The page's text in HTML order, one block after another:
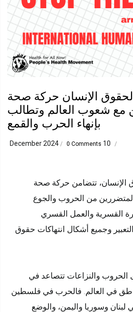
لحقوق الإنسان حركة صحة
مع شعوب العالم وتطالب
بإنهاء الحرب والقمع
/
10 December 2024
/ 0 Comments
الإنسان، تتضامن حركة صحة
من الحروب والجوع
القسرية والعمل القسري
وجميع أشكال انتهاكات حقوق
الحروب والنزاعات تتصاعد في
في العالم. فالحرب في فلسطين
لبنان وسوريا واليمن، والوضع